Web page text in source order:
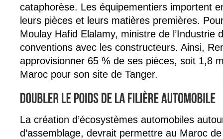
cataphorèse. Les équipementiers importent
leurs pièces et leurs matières premières.
Moulay Hafid Elalamy, ministre de l’Industrie
conventions avec les constructeurs. Ainsi,
approvisionner 65 % de ses pièces, soit 1,8
Maroc pour son site de Tanger.
La création d’écosystèmes automobiles
d’assemblage, devrait permettre au Maroc